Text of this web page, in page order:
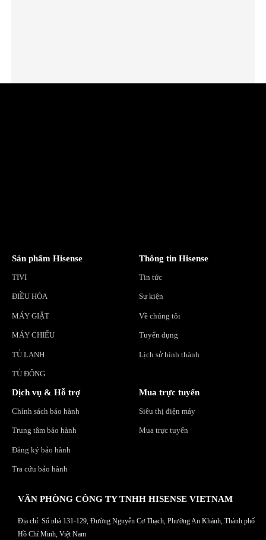
Sản phẩm Hisense
TIVI
ĐIỀU HÒA
MÁY GIẶT
MÁY CHIẾU
TỦ LẠNH
TỦ ĐÔNG
Thông tin Hisense
Tin tức
Sự kiện
Về chúng tôi
Tuyển dụng
Lịch sử hình thành
Dịch vụ & Hỗ trợ
Chính sách bảo hành
Trung tâm bảo hành
Đăng ký bảo hành
Tra cứu bảo hành
Mua trực tuyến
Siêu thị điện máy
Mua trực tuyến
VĂN PHÒNG CÔNG TY TNHH HISENSE VIETNAM
Địa chỉ: Số nhà 131-129, Đường Nguyễn Cơ Thạch, Phường An Khánh, Thành phố
Hồ Chí Minh, Việt Nam